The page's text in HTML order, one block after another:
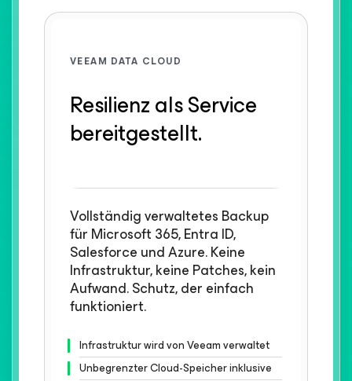
VEEAM DATA CLOUD​
Resilienz als Service
bereitgestellt.
Vollständig verwaltetes Backup
für Microsoft 365, Entra ID,
Salesforce und Azure. Keine
Infrastruktur, keine Patches, kein
Aufwand. Schutz, der einfach
funktioniert.​
Infrastruktur wird von Veeam verwaltet
Unbegrenzter Cloud-Speicher inklusive